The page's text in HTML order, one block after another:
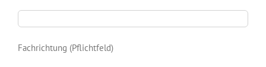
Fachrichtung (Pflichtfeld)